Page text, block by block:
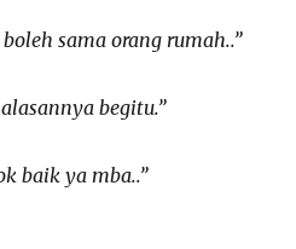
sama orang rumah..”
begitu.”
baik ya mba..”